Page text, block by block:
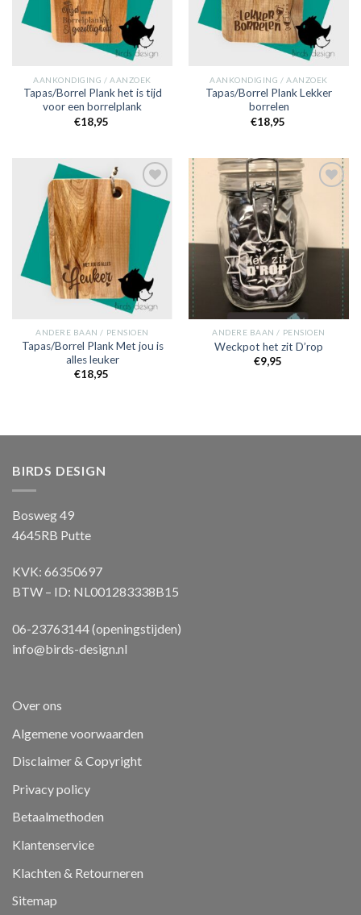
AANKONDIGING / AANZOEK
Tapas/Borrel Plank het is tijd
voor een borrelplank
€18,95
AANKONDIGING / AANZOEK
Tapas/Borrel Plank Lekker
borrelen
€18,95
Toevoegen
verlanglijst
ANDERE BAAN / PENSIOEN
Tapas/Borrel Plank Met jou is
alles leuker
€18,95
Toevoegen
verlanglijst
ANDERE BAAN / PENSIOEN
Weckpot het zit D’rop
€9,95
BIRDS DESIGN
Bosweg 49
4645RB Putte
KVK: 66350697
BTW – ID: NL001283338B15
06-23763144 (openingstijden)
info@birds-design.nl
Over ons
Algemene voorwaarden
Disclaimer & Copyright
Privacy policy
Betaalmethoden
Klantenservice
Klachten & Retourneren
Sitemap